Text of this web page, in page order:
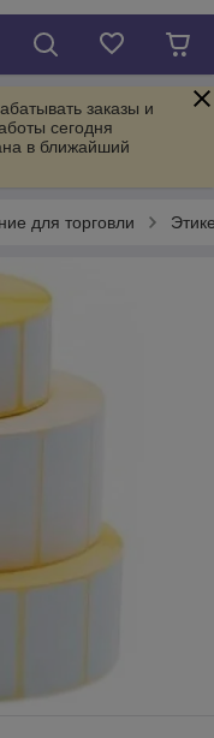
заказы и
сегодня
в ближайший
для торговли